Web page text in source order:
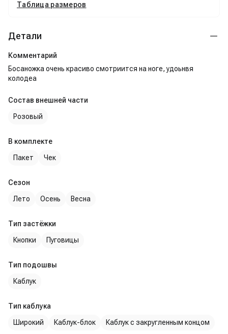
Таблица размеров
Детали
Комментарий
Босаножка очень красиво смотриится на ноге, удоьнвя
колодеа
Состав внешней части
Розовый
В комплекте
Пакет
Чек
Сезон
Лето
Осень Весна
Тип застёжки
Кнопки
Пуговицы
Тип подошвы
Каблук
Тип каблука
Широкий
Каблук-блок Каблук с закругленным концом